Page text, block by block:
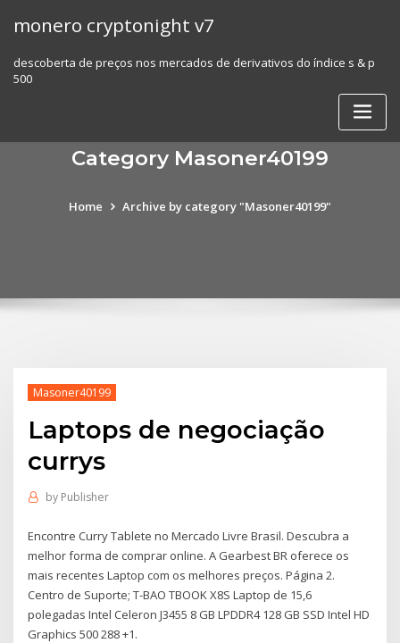
monero cryptonight v7
descoberta de preços nos mercados de derivativos do índice s & p
500
Category Masoner40199
Home Archive by category "Masoner40199"
Masoner40199
Laptops de negociação
currys
by Publisher
Encontre Curry Tablete no Mercado Livre Brasil. Descubra a
melhor forma de comprar online. A Gearbest BR oferece os
mais recentes Laptop com os melhores preços. Página 2.
Centro de Suporte; T-BAO TBOOK X8S Laptop de 15,6
polegadas Intel Celeron J3455 8 GB LPDDR4 128 GB SSD Intel HD
Graphics 500 288 +1.